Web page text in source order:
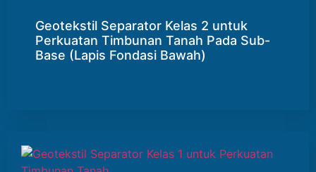
Geotekstil Separator Kelas 2 untuk
Perkuatan Timbunan Tanah Pada Sub-
Base (Lapis Fondasi Bawah)